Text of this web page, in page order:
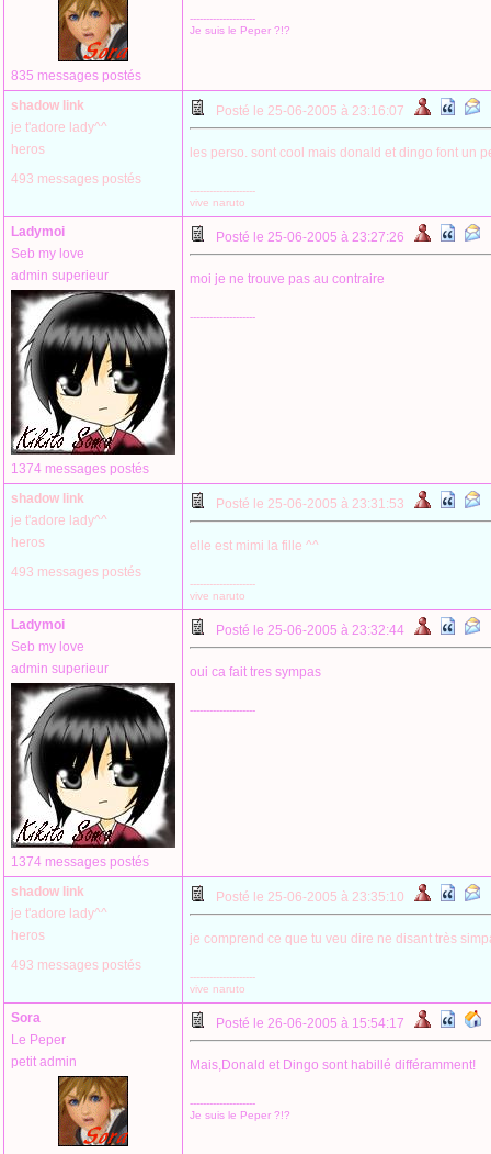
835 messages postés
--------------------
Je suis le Peper ?!?
shadow link
je t'adore lady^^
heros
493 messages postés
Posté le 25-06-2005 à 23:16:07
les perso. sont cool mais donald et dingo font un
--------------------
vive naruto
Ladymoi
Seb my love
admin superieur
1374 messages postés
Posté le 25-06-2005 à 23:27:26
moi je ne trouve pas au contraire
--------------------
shadow link
je t'adore lady^^
heros
493 messages postés
Posté le 25-06-2005 à 23:31:53
elle est mimi la fille ^^
--------------------
vive naruto
Ladymoi
Seb my love
admin superieur
1374 messages postés
Posté le 25-06-2005 à 23:32:44
oui ca fait tres sympas
--------------------
shadow link
je t'adore lady^^
heros
493 messages postés
Posté le 25-06-2005 à 23:35:10
je comprend ce que tu veu dire ne disant très
--------------------
vive naruto
Sora
Le Peper
petit admin
Posté le 26-06-2005 à 15:54:17
Mais,Donald et Dingo sont habillé différamment!
--------------------
Je suis le Peper ?!?